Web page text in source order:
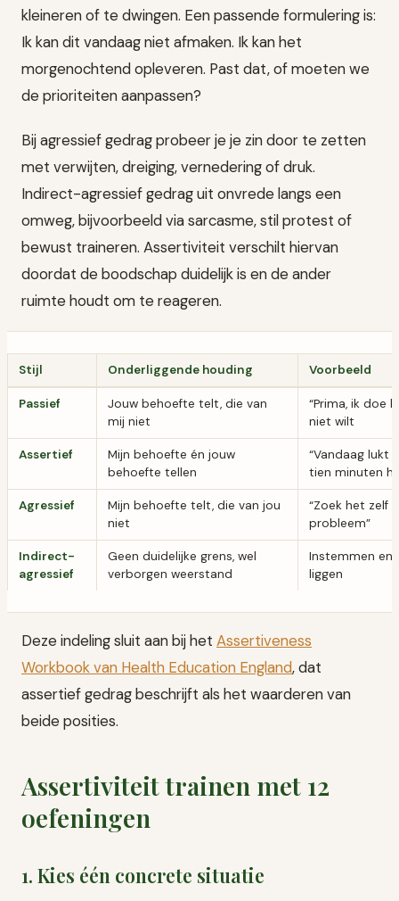
kleineren of te dwingen. Een passende formulering is:
Ik kan dit vandaag niet afmaken. Ik kan het
morgenochtend opleveren. Past dat, of moeten we
de prioriteiten aanpassen?
Bij agressief gedrag probeer je je zin door te zetten
met verwijten, dreiging, vernedering of druk.
Indirect-agressief gedrag uit onvrede langs een
omweg, bijvoorbeeld via sarcasme, stil protest of
bewust traineren. Assertiviteit verschilt hiervan
doordat de boodschap duidelijk is en de ander
ruimte houdt om te reageren.
Stijl Onderliggende houding Voorbeeld
Passief
Jouw behoefte telt, die van
mij niet
“Prima, ik doe
niet wilt
Assertief
Mijn behoefte én jouw
behoefte tellen
“Vandaag lukt
tien minuten
Agressief
Mijn behoefte telt, die van jou
niet
“Zoek het zelf
probleem”
Indirect-
agressief
Geen duidelijke grens, wel
verborgen weerstand
Instemmen en
liggen
Deze indeling sluit aan bij het Assertiveness
Workbook van Health Education England, dat
assertief gedrag beschrijft als het waarderen van
beide posities.
Assertiviteit trainen met 12
oefeningen
1. Kies één concrete situatie